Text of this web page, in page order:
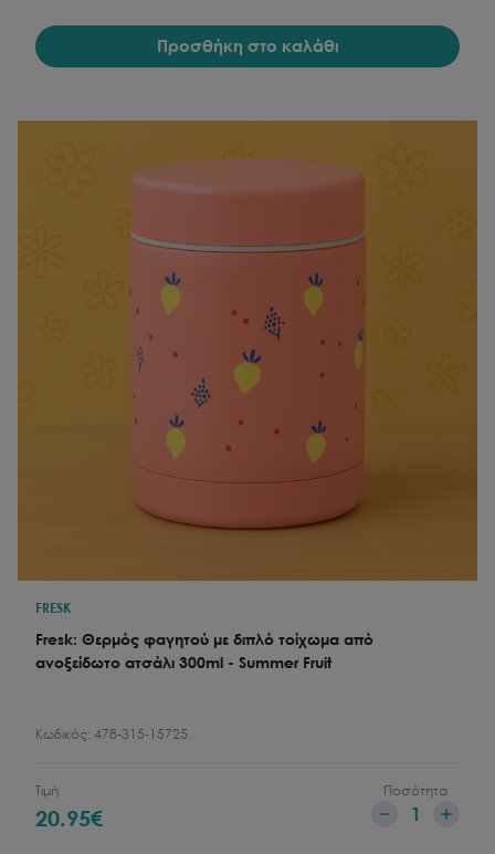
Προσθήκη στο καλάθι
FRESK
Fresk: Θερμός φαγητού με διπλό τοίχωμα από
ανοξείδωτο ατσάλι 300ml - Summer Fruit
Κωδικός: 478-315-15725
Τιμή
20.95€
Ποσότητα
1